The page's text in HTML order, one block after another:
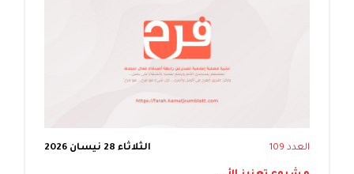
العدد 109 الثلاثاء 28 نيسان 2026